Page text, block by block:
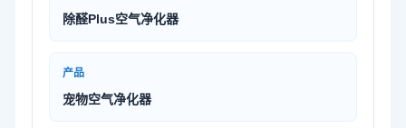
除醛Plus空气净化器
产品
宠物空气净化器